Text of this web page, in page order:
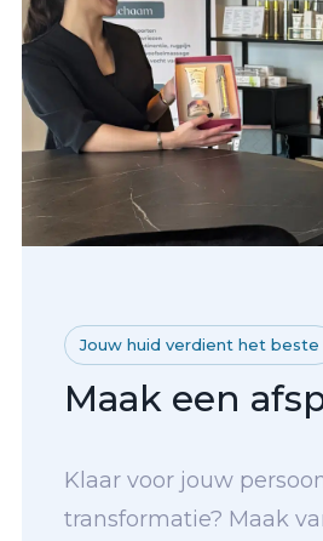
Jouw huid verdient het beste
Maak een
Klaar voor jouw
transformatie? Maak